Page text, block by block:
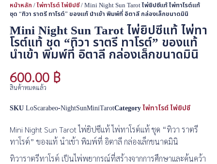
หน้าหลัก /ไพ่ทาโรต์ ไพ่ยิปซี/ Mini Night Sun Tarot ไพ่ยิปซีแท้ ไพ่ทาโรต์แท้
ชุด “ทิวา ราตรี ทาโรต์” ของแท้ นำเข้า พิมพ์ที่ อิตาลี กล่องเล็กขนาดมินิ
Mini Night Sun Tarot ไพ่ยิปซีแท้ ไพ่ทา
โรต์แท้ ชุด “ทิวา ราตรี ทาโรต์” ของแท้
นำเข้า พิมพ์ที่ อิตาลี กล่องเล็กขนาดมินิ
600.00 ฿
สินค้าหมดแล้ว
SKULoScarabeo-NightSunMiniTarotCategoryไพ่ทาโรต์ ไพ่ยิปซี
Mini Night Sun Tarot ไพ่ยิปซีแท้ ไพ่ทาโรต์แท้ ชุด “ทิวา ราตรี
ทาโรต์” ของแท้ นำเข้า พิมพ์ที่ อิตาลี กล่องเล็กขนาดมินิ
ทิวาราตรีทาโรต์ เป็นไพ่พยากรณ์ที่สร้างจากการศึกษาและค้นคว้า